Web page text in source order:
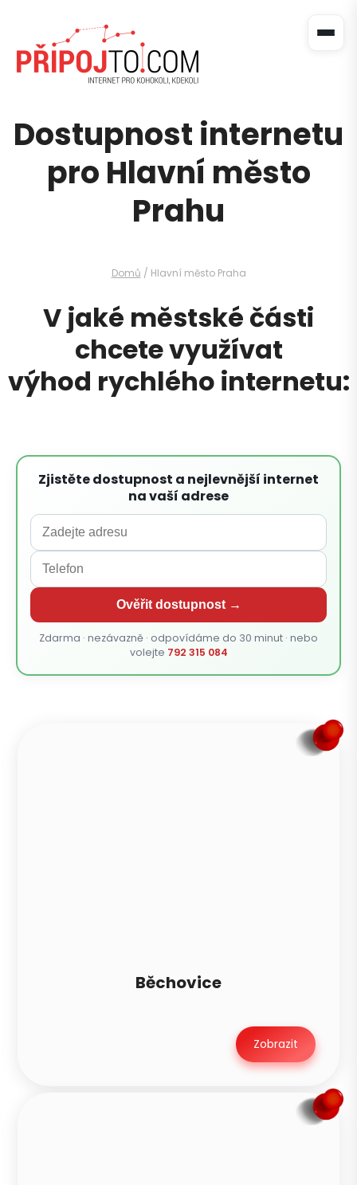
Dostupnost internetu
pro Hlavní město
Prahu
Domů / Hlavní město Praha
V jaké městské části
chcete využívat
výhod rychlého internetu:
Zjistěte dostupnost a nejlevnější internet
na vaší adrese
Ověřit dostupnost →
Zdarma · nezávazně · odpovídáme do 30 minut · nebo
volejte 792 315 084
Běchovice
Zobrazit